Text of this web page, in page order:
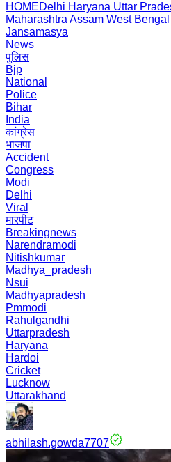
HOMEDelhi Haryana Uttar
Maharashtra Assam West Bengal
Jansamasya
News
पुलिस
Bjp
National
Police
Bihar
India
कांग्रेस
भाजपा
Accident
Congress
Modi
Delhi
Viral
मारपीट
Breakingnews
Narendramodi
Nitishkumar
Madhya_pradesh
Nsui
Madhyapradesh
Pmmodi
Rahulgandhi
Uttarpradesh
Haryana
Hardoi
Cricket
Lucknow
Uttarakhand
abhilash.gowda7707